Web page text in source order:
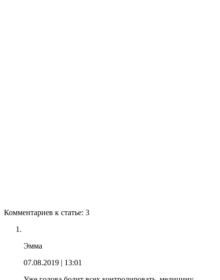
Комментариев к статье: 3
Эмма
07.08.2019 | 13:01